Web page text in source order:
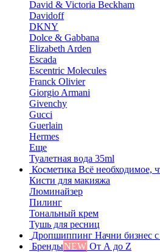
David & Victoria Beckham
Davidoff
DKNY
Dolce & Gabbana
Elizabeth Arden
Escada
Escentric Molecules
Franck Olivier
Giorgio Armani
Givenchy
Gucci
Guerlain
Hermes
Еще
Туалетная вода 35ml
Косметика Всё необходимое,
Кисти для макияжа
Люминайзер
Пилинг
Тональный крем
Тушь для ресниц
Дропшиппинг Начни бизнес
БрендыNEW От А до Z